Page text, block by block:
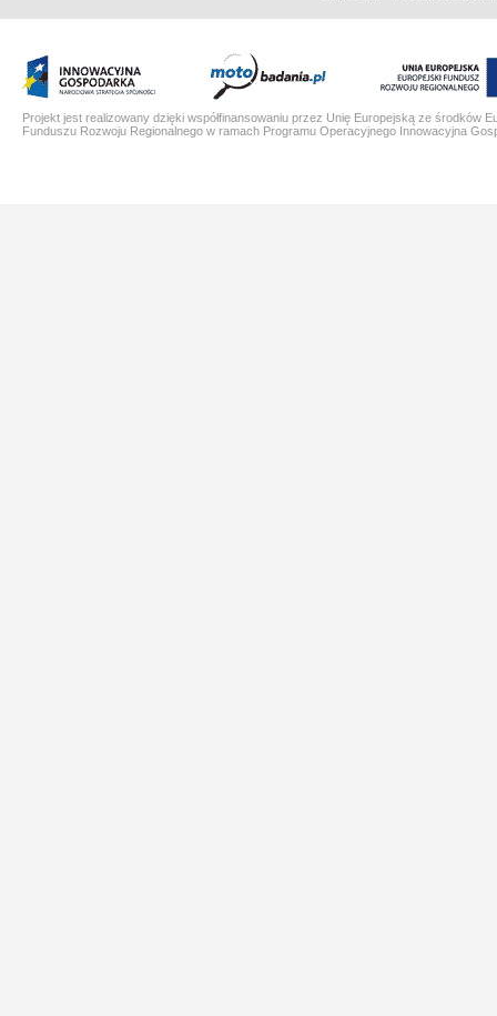
Projekt jest realizowany dzięki współfinansowaniu przez Unię Europejską ze środków
Funduszu Rozwoju Regionalnego w ramach Programu Operacyjnego Innowacyjna